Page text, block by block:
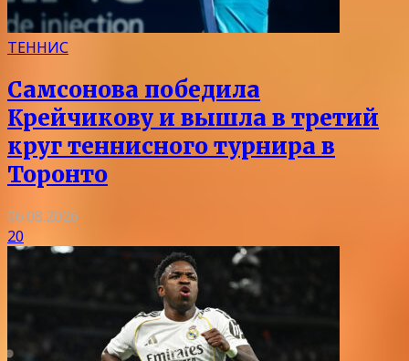
ТЕННИС
Самсонова победила
Крейчикову и вышла в третий
круг теннисного турнира в
Торонто
06.08.2026
20